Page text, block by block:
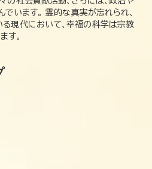
でいます。 霊的な真実が忘れられ、
現代において、幸福の科学は宗教
す。